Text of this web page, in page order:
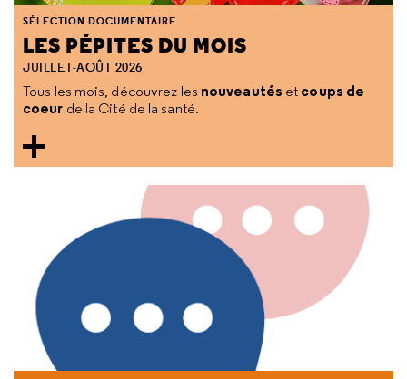
LES PÉPITES DU MOIS
SÉLECTION DOCUMENTAIRE
JUILLET-AOÛT 2026
Tous les mois, découvrez les nouveautés et coups de
coeur de la Cité de la santé.